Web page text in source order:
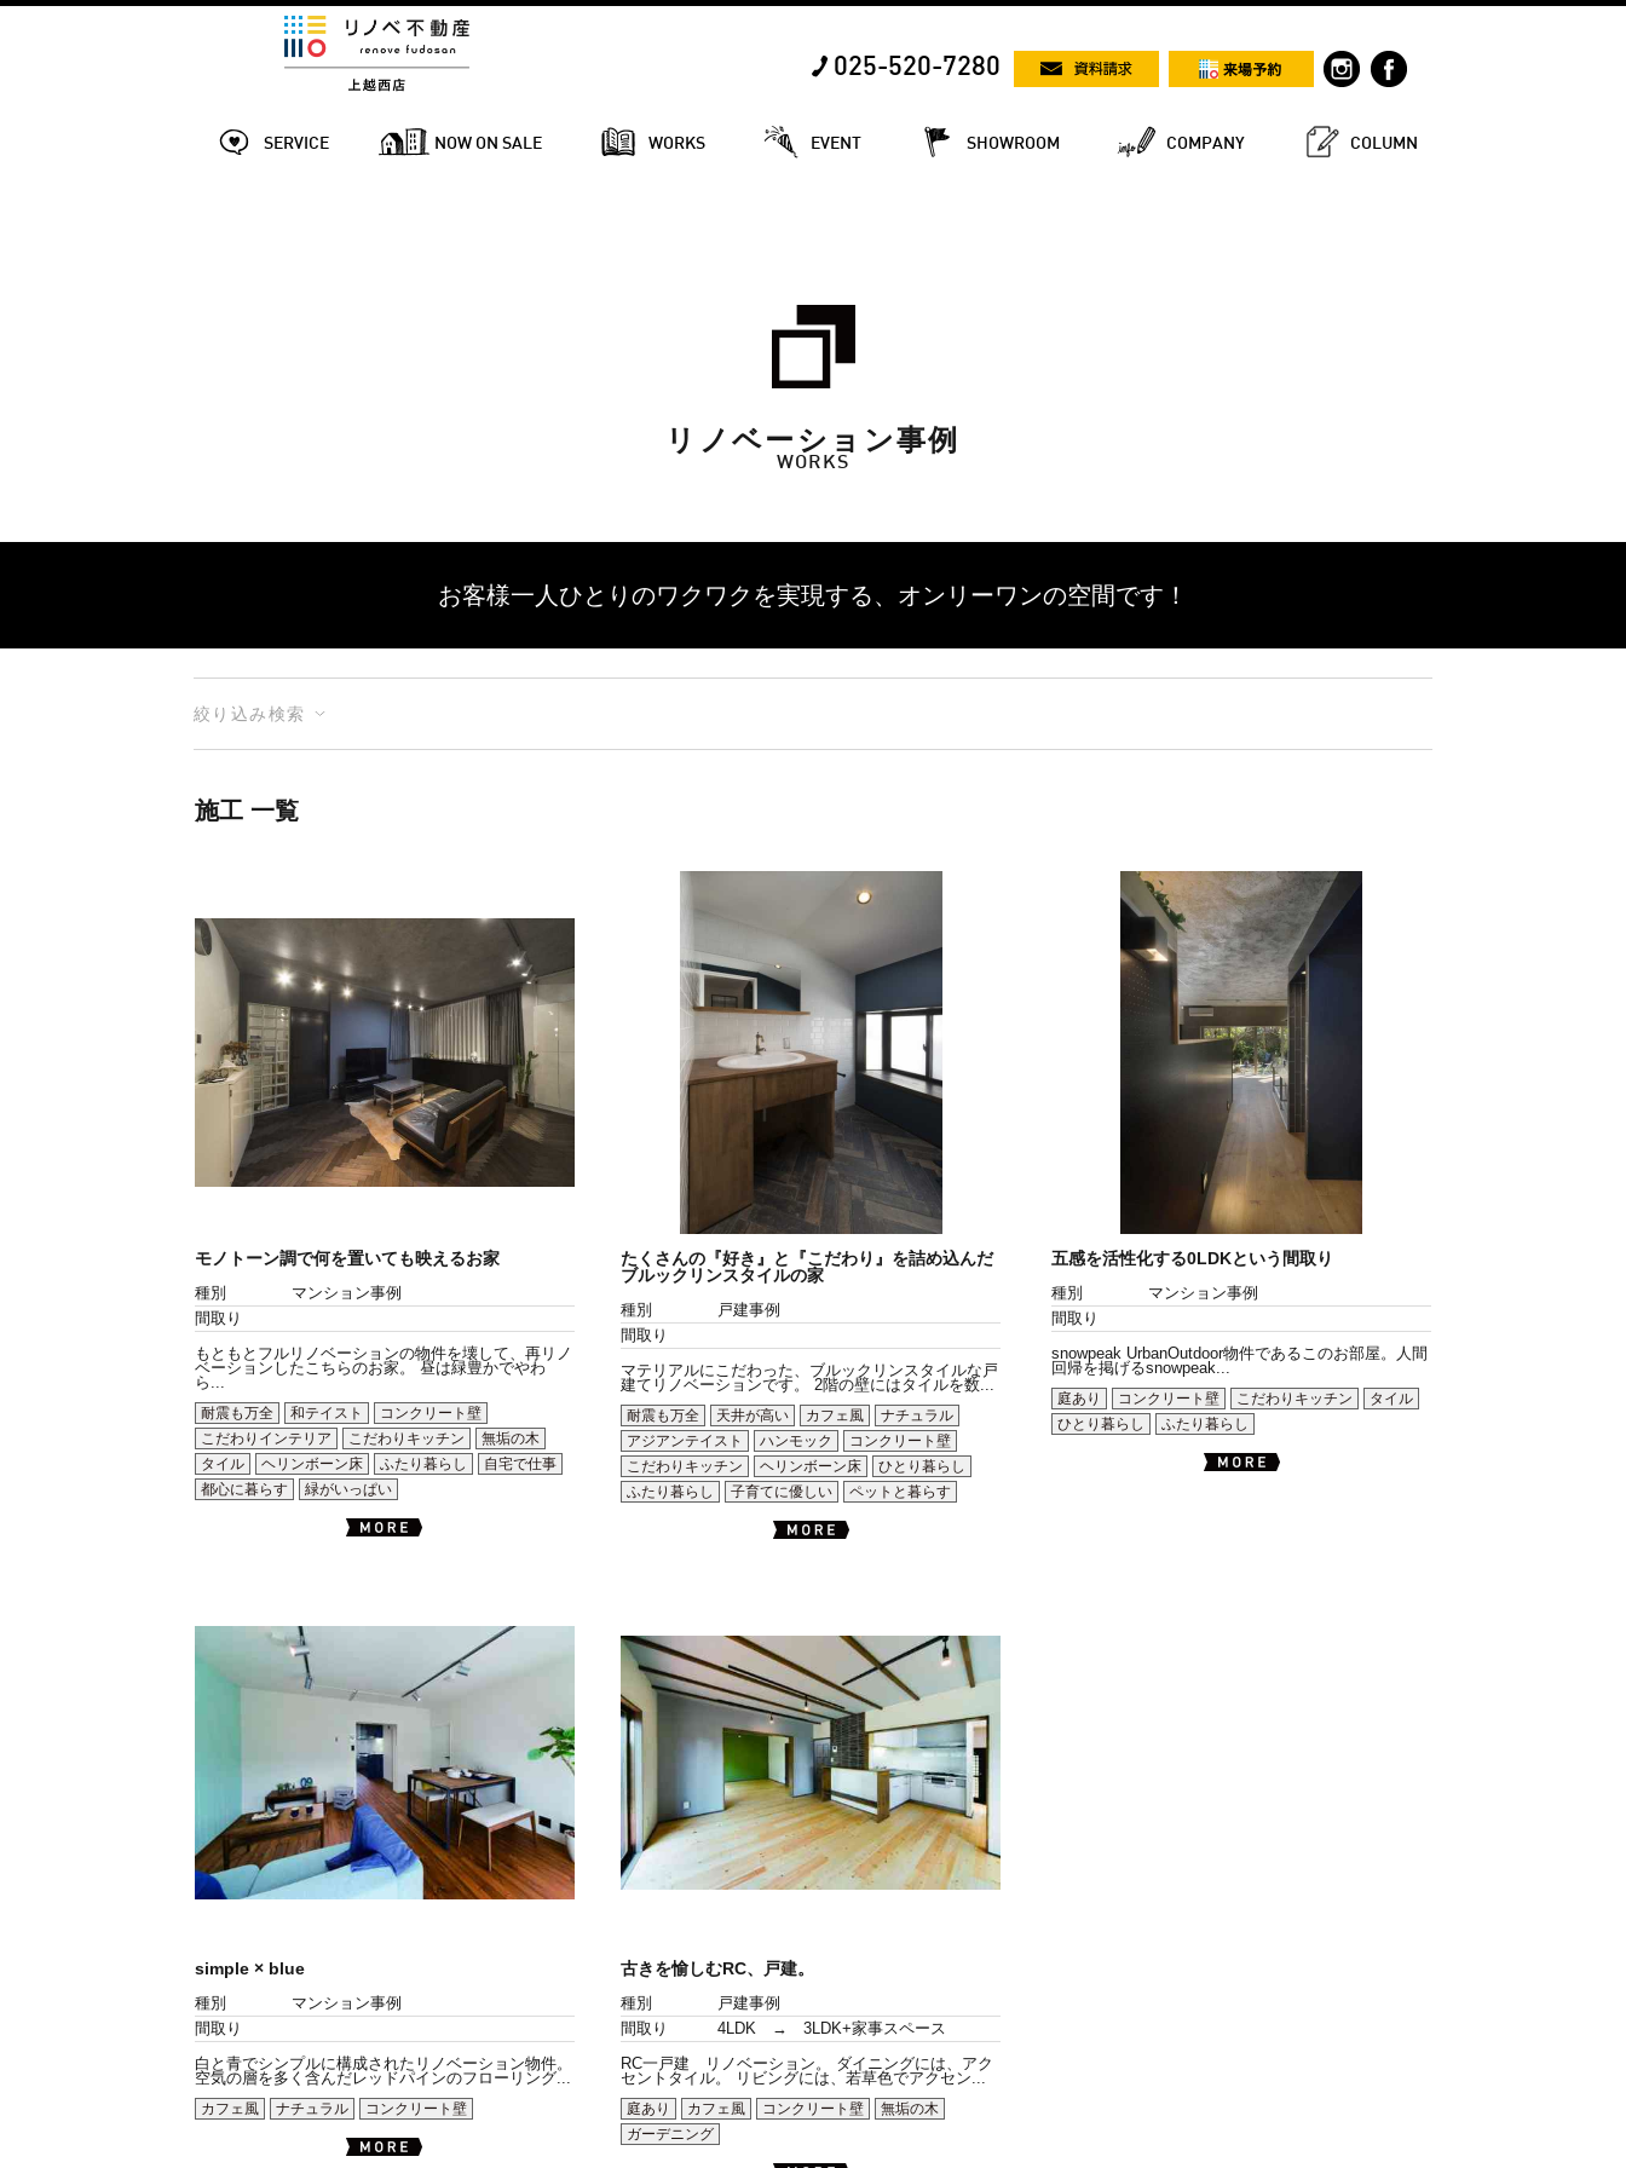
025-520-7280
SERVICE NOW ON SALE WORKS EVENT SHOWROOM COMPANY COLUMN
リノベーション事例
WORKS
お客様一人ひとりのワクワクを実現する、 オンリーワンの空間です！
絞り込み検索
施工 一覧
モノトーン調で何を置いても映えるお家
種別
マンション事例
間取り
もともとフルリノベーションの物件を壊して、再リノ
ベーションしたこちらのお家。 昼は緑豊かでやわ
ら...
耐震も万全
和テイスト
コンクリート壁
こだわりインテリア
こだわりキッチン
無垢の木
タイル
ヘリンボーン床 ふたり暮らし
自宅で仕事
都心に暮らす
緑がいっぱい
たくさんの『好き』と『こだわり』を詰め込んだ
ブルックリンスタイルの家
種別
戸建事例
間取り
マテリアルにこだわった、ブルックリンスタイルな戸
建てリノベーションです。 2階の壁にはタイルを数...
耐震も万全
天井が高い カフェ風
ナチュラル
アジアンテイスト
ハンモック
コンクリート壁
こだわりキッチン
ヘリンボーン床
ひとり暮らし
ふたり暮らし
子育てに優しい ペットと暮らす
五感を活性化する0LDKという間取り
種別
マンション事例
間取り
snowpeak UrbanOutdoor物件であるこのお部屋。人間
回帰を掲げるsnowpeak...
庭あり
コンクリート壁 こだわりキッチン
タイル
ひとり暮らし
ふたり暮らし
simple × blue
種別
マンション事例
間取り
白と青でシンプルに構成されたリノベーション物件。
空気の層を多く含んだレッドパインのフローリング...
カフェ風
ナチュラル コンクリート壁
古きを愉しむRC、戸建。
種別
戸建事例
間取り
4LDK → 3LDK+家事スペース
RC一戸建 リノベーション。 ダイニングには、アク
セントタイル。 リビングには、若草色でアクセン...
庭あり
カフェ風 コンクリート壁
無垢の木
ガーデニング